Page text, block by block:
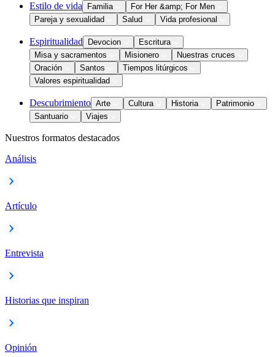
Estilo de vida Familia
For Her &amp; For Men
Pareja y sexualidad
Salud Vida profesional
Espiritualidad Devocion
Escritura
Misa y sacramentos
Misionero
Nuestras cruces
Oración
Santos
Tiempos litúrgicos
Valores espiritualidad
Descubrimiento Arte Cultura Historia
Patrimonio
Santuario
Viajes
Nuestros formatos destacados
Análisis
Artículo
Entrevista
Historias que inspiran
Opinión